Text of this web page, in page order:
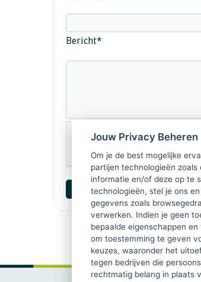
Bericht*
Jouw Privacy Beheren
Om je de best mogelijke
partijen technologieën
informatie en/of deze op te
technologieën, stel je ons
gegevens zoals
verwerken. Indien je geen
bepaalde eigenschappen
om toestemming te geven
keuzes, waaronder het
tegen bedrijven die
rechtmatig belang in plaats